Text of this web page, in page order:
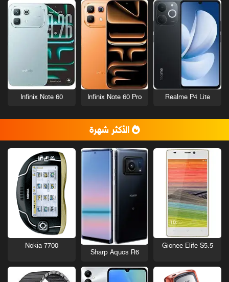
Realme P4 Lite
Infinix Note 60 Pro
Infinix Note 60
الأكثر شهرة
Gionee Elife S5.5
Sharp Aquos R6
Nokia 7700